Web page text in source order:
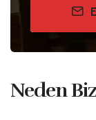
Neden